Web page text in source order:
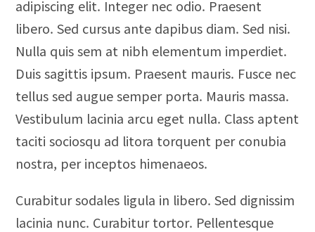
adipiscing elit. Integer nec odio. Praesent
libero. Sed cursus ante dapibus diam. Sed nisi.
Nulla quis sem at nibh elementum imperdiet.
Duis sagittis ipsum. Praesent mauris. Fusce nec
tellus sed augue semper porta. Mauris massa.
Vestibulum lacinia arcu eget nulla. Class aptent
taciti sociosqu ad litora torquent per conubia
nostra, per inceptos himenaeos.
Curabitur sodales ligula in libero. Sed dignissim
lacinia nunc. Curabitur tortor. Pellentesque